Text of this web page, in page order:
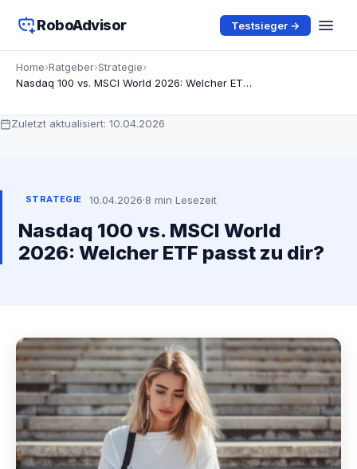
RoboAdvisor Testsieger →
Home›Ratgeber›Strategie›
Nasdaq 100 vs. MSCI World 2026: Welcher ETF passt zu dir?
Zuletzt aktualisiert: 10.04.2026
STRATEGIE 10.04.2026·8 min Lesezeit
Nasdaq 100 vs. MSCI World
2026: Welcher ETF passt zu dir?